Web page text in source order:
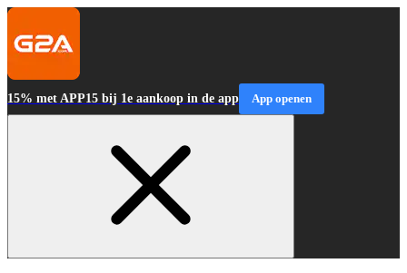
15% met APP15 bij 1e aankoop in de app App openen